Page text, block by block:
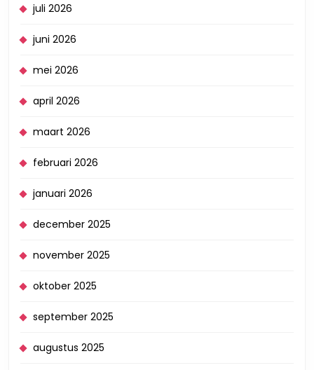
juli 2026
juni 2026
mei 2026
april 2026
maart 2026
februari 2026
januari 2026
december 2025
november 2025
oktober 2025
september 2025
augustus 2025